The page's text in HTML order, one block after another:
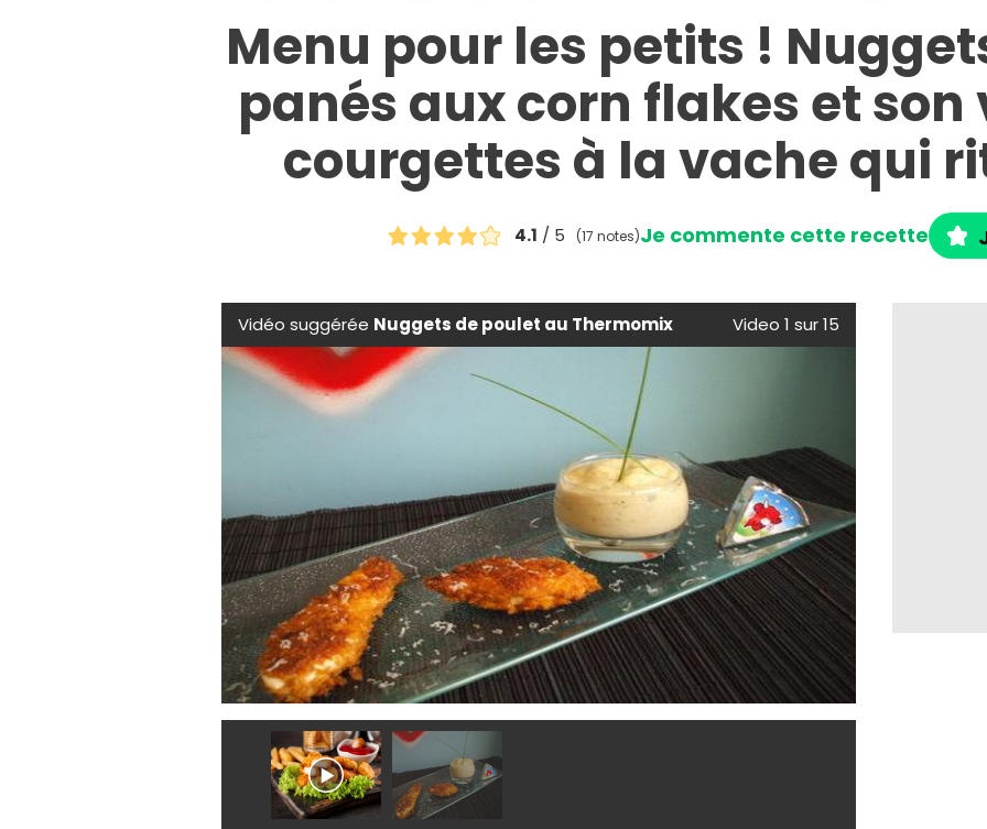
Menu pour les petits !
panés aux corn flakes et son
courgettes à la vache qui
4.1 / 5 (17 notes)Je commente cette recette
Vidéo suggérée Nuggets de poulet au Thermomix Video 1 sur 15